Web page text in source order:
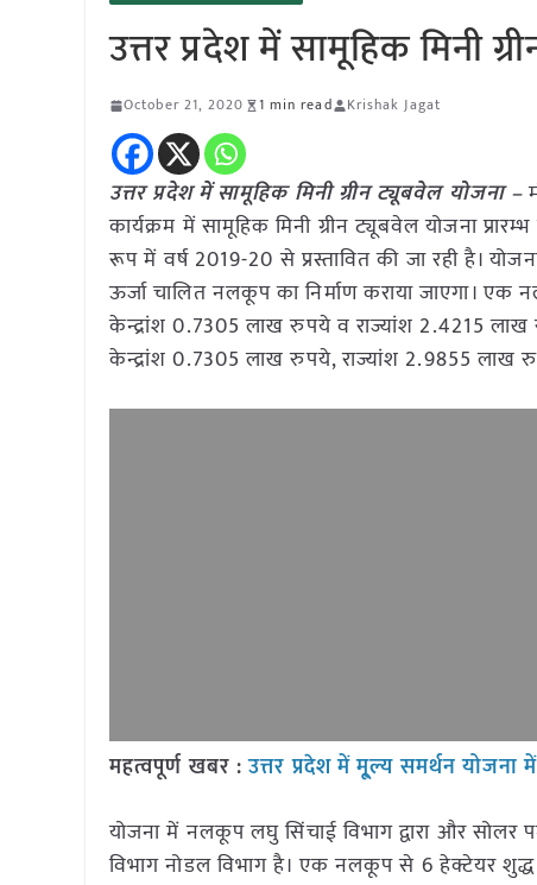
उत्तर प्रदेश में सामूहिक मिनी
October 21, 2020 1 min read Krishak Jagat
उत्तर प्रदेश में सामूहिक मिनी ग्रीन ट्यूबवेल योजना –
कार्यक्रम में सामूहिक मिनी ग्रीन ट्यूबवेल योजना
रूप में वर्ष 2019-20 से प्रस्तावित की जा रही है।
ऊर्जा चालित नलकूप का निर्माण कराया जाएगा।
केन्द्रांश 0.7305 लाख रुपये व राज्यांश 2.4215
केन्द्रांश 0.7305 लाख रुपये, राज्यांश 2.9855
महत्वपूर्ण खबर :उत्तर प्रदेश में मू्ल्य समर्थन
योजना में नलकूप लघु सिंचाई विभाग द्वारा और सोलर
विभाग नोडल विभाग है। एक नलकूप से 6 हेक्टेयर शुद्ध